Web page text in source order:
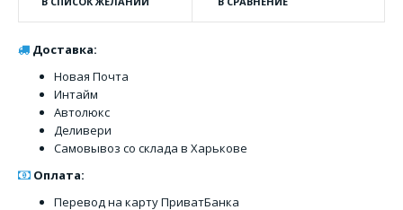
Доставка:
Новая Почта
Интайм
Автолюкс
Деливери
Самовывоз со склада в Харькове
Оплата:
Перевод на карту ПриватБанка